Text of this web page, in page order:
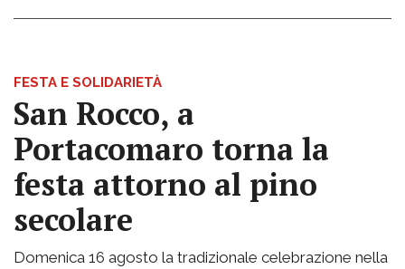
FESTA E SOLIDARIETÀ
San Rocco, a
Portacomaro torna la
festa attorno al pino
secolare
Domenica 16 agosto la tradizionale celebrazione nella